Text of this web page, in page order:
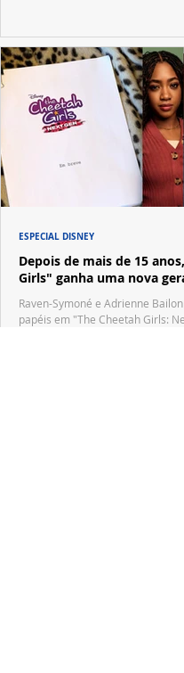
Depois de mais de 15
Girls" ganha uma nova
Raven-Symoné e Adrienne
papéis em "The Cheetah Girls:
ESPECIAL DISNEY